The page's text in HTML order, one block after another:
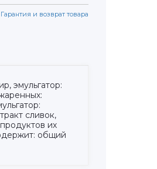
Гарантия и возврат товара
эмульгатор:
сливок,
их
общий